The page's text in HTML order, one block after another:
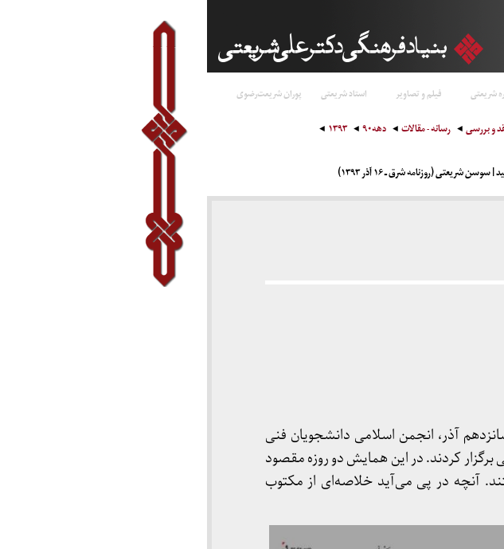
شریعتی فیلم و تصاویر استاد شریعتی پوران شریعت‌رضوی
و بررسی رسانه - مقالات دهه۹۰ ۱۳۹۳
شریعتی (روزنامه شرق ـ ۱۶ آذر ۱۳۹۳)
آذر، انجمن اسلامی دانشجویان فنی
کردند. در این همایش دو روزه مقصود
آنچه در پی می‌آید خلاصه‌ای از مکتوب